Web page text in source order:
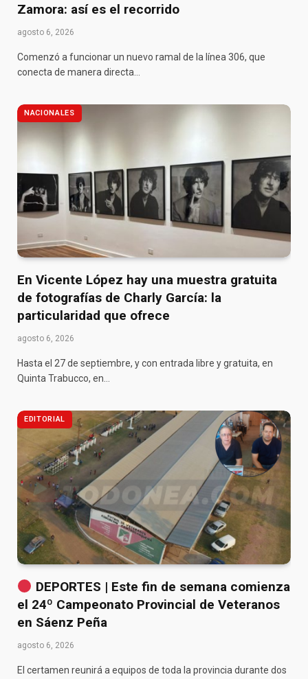
Zamora: así es el recorrido
agosto 6, 2026
Comenzó a funcionar un nuevo ramal de la línea 306, que
conecta de manera directa…
NACIONALES
En Vicente López hay una muestra gratuita
de fotografías de Charly García: la
particularidad que ofrece
agosto 6, 2026
Hasta el 27 de septiembre, y con entrada libre y gratuita, en
Quinta Trabucco, en…
EDITORIAL
DEPORTES | Este fin de semana comienza
el 24º Campeonato Provincial de Veteranos
en Sáenz Peña
agosto 6, 2026
El certamen reunirá a equipos de toda la provincia durante dos